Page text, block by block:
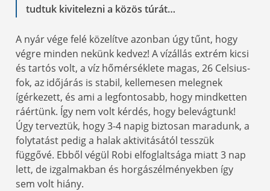
tudtuk kivitelezni a közös túrát…
A nyár vége felé közelítve azonban úgy tűnt, hogy
végre minden nekünk kedvez! A vízállás extrém kicsi
és tartós volt, a víz hőmérséklete magas, 26 Celsius-
fok, az időjárás is stabil, kellemesen melegnek
ígérkezett, és ami a legfontosabb, hogy mindketten
ráértünk. Így nem volt kérdés, hogy belevágtunk!
Úgy terveztük, hogy 3-4 napig biztosan maradunk, a
folytatást pedig a halak aktivitásától tesszük
függővé. Ebből végül Robi elfoglaltsága miatt 3 nap
lett, de izgalmakban és horgászélményekben így
sem volt hiány.